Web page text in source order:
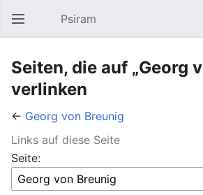
Hauptmenü öffnen Psiram
Seiten, die auf „Georg
verlinken
← Georg von Breunig
Links auf diese Seite
Seite: